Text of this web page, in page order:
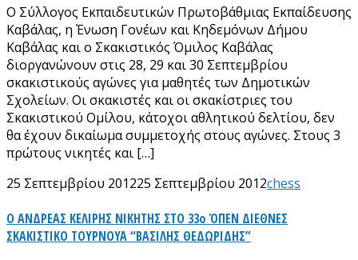
Ο Σύλλογος Εκπαιδευτικών Πρωτοβάθμιας Εκπαίδευσης
Καβάλας, η Ένωση Γονέων και Κηδεμόνων Δήμου
Καβάλας και ο Σκακιστικός Όμιλος Καβάλας
διοργανώνουν στις 28, 29 και 30 Σεπτεμβρίου
σκακιστικούς αγώνες για μαθητές των Δημοτικών
Σχολείων. Οι σκακιστές και οι σκακίστριες του
Σκακιστικού Ομίλου, κάτοχοι αθλητικού δελτίου, δεν
θα έχουν δικαίωμα συμμετοχής στους αγώνες. Στους 3
πρώτους νικητές και […]
25 Σεπτεμβρίου 201225 Σεπτεμβρίου 2012chess
Ο ΑΝΔΡΕΑΣ ΚΕΛΙΡΗΣ ΝΙΚΗΤΗΣ ΣΤΟ 33ο ΌΠΕΝ ΔΙΕΘΝΕΣ
ΣΚΑΚΙΣΤΙΚΟ ΤΟΥΡΝΟΥΑ “ΒΑΣΙΛΗΣ ΘΕΔΩΡΙΔΗΣ”